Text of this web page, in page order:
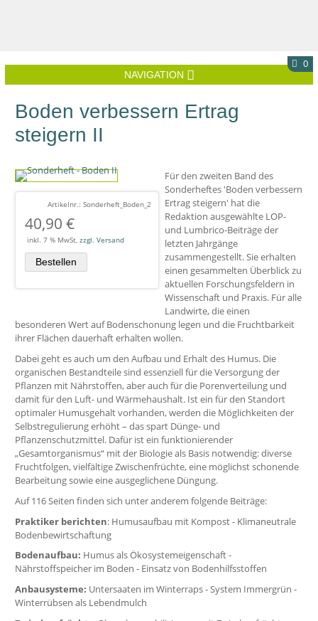
0
NAVIGATION
Boden verbessern Ertrag
steigern II
40,90 €
Artikelnr.: Sonderheft_Boden_2
inkl. 7 % MwSt, zzgl. Versand
Für den zweiten Band des
Sonderheftes 'Boden verbessern
Ertrag steigern' hat die
Redaktion ausgewählte LOP-
und Lumbrico-Beiträge der
letzten Jahrgänge
zusammengestellt. Sie erhalten
einen gesammelten Überblick zu
aktuellen Forschungsfeldern in
Wissenschaft und Praxis. Für alle
Landwirte, die einen
besonderen Wert auf Bodenschonung legen und die Fruchtbarkeit
ihrer Flächen dauerhaft erhalten wollen.
Dabei geht es auch um den Aufbau und Erhalt des Humus. Die
organischen Bestandteile sind essenziell für die Versorgung der
Pflanzen mit Nährstoffen, aber auch für die Porenverteilung und
damit für den Luft- und Wärmehaushalt. Ist ein für den Standort
optimaler Humusgehalt vorhanden, werden die Möglichkeiten der
Selbstregulierung erhöht – das spart Dünge- und
Pflanzenschutzmittel. Dafür ist ein funktionierender
„Gesamtorganismus“ mit der Biologie als Basis notwendig: diverse
Fruchtfolgen, vielfältige Zwischenfrüchte, eine möglichst schonende
Bearbeitung sowie eine ausgeglichene Düngung.
Auf 116 Seiten finden sich unter anderem folgende Beiträge:
Praktiker berichten: Humusaufbau mit Kompost - Klimaneutrale
Bodenbewirtschaftung
Bodenaufbau: Humus als Ökosystemeigenschaft -
Nährstoffspeicher im Boden - Einsatz von Bodenhilfsstoffen
Anbausysteme: Untersaaten im Winterraps - System Immergrün -
Winterrübsen als Lebendmulch